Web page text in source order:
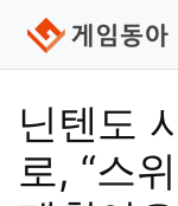
닌텐도
로, “스